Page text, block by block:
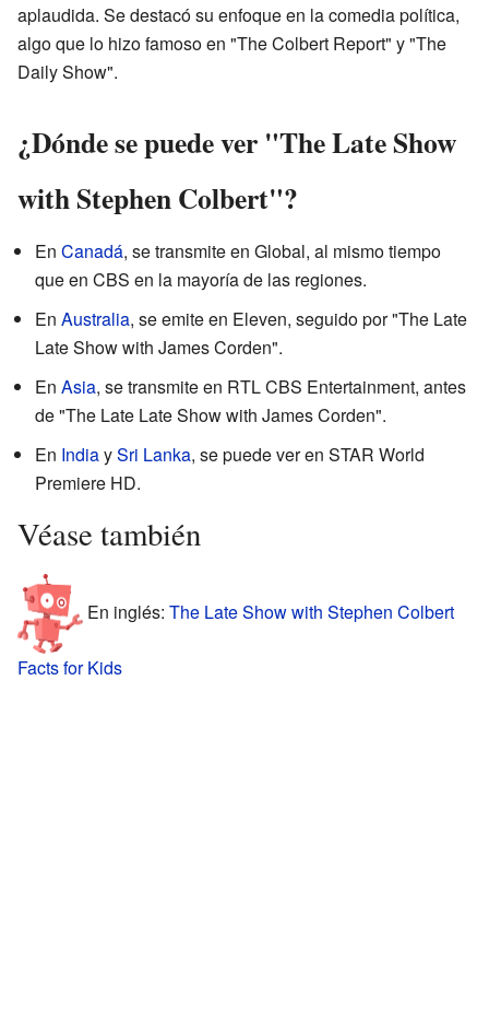
aplaudida. Se destacó su enfoque en la comedia política,
algo que lo hizo famoso en "The Colbert Report" y "The
Daily Show".
¿Dónde se puede ver "The Late Show
with Stephen Colbert"?
En Canadá, se transmite en Global, al mismo tiempo
que en CBS en la mayoría de las regiones.
En Australia, se emite en Eleven, seguido por "The Late
Late Show with James Corden".
En Asia, se transmite en RTL CBS Entertainment, antes
de "The Late Late Show with James Corden".
En IndiaySri Lanka, se puede ver en STAR World
Premiere HD.
Véase también
En inglés: The Late Show with Stephen Colbert
Facts for Kids